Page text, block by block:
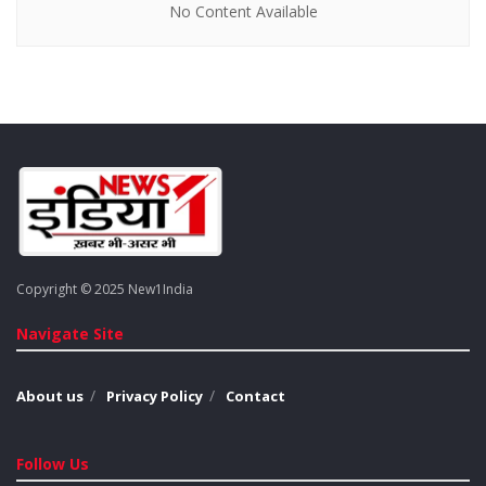
संपादक बने. सिंह यहीं नहीं रुके और दो दशक पहले वह राजनीति के मैदान में
टिकट पर विधानसभा के सदस्य बने।
सिंह ने पहला चुनाव जीतने के बाद कांग्रेस का दामन थाम लिया और 2003 में
राज्य की तत्कालीन ओकराम इबोबी सिंह नीत सरकार में सतर्कता राज्य मंत्री
बने और वन तथा पर्यावरण मंत्रालय का स्वतंत्र प्रभार संभाला. बाद में बीरेन
Tags: Manipur big breaking today
Manipur CM name
Manipur latest news on CM
No Content Available
Copyright © 2025 New1India
Navigate Site
About us Privacy Policy Contact
Follow Us